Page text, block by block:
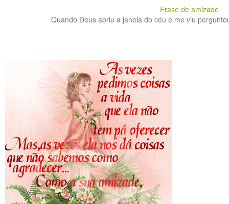
Frase de amizade
Quando Deus abriu a janela do céu e me viu